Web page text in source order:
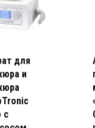
для
и
с